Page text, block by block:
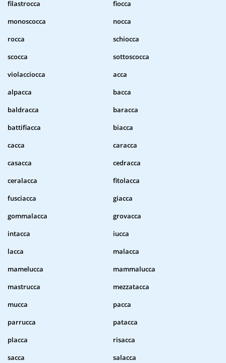
filastrocca
fiocca
monoscocca
nocca
rocca
schiocca
scocca
sottoscocca
violacciocca
acca
alpacca
bacca
baldracca
baracca
battifiacca
biacca
cacca
caracca
casacca
cedracca
ceralacca
fitolacca
fusciacca
giacca
gommalacca
grovacca
intacca
iucca
lacca
malacca
mamelucca
mammalucca
mastrucca
mezzatacca
mucca
pacca
parrucca
patacca
placca
risacca
sacca
salacca